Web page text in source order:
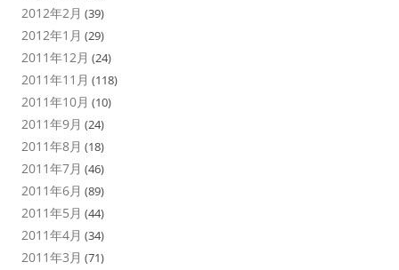
2012年2月 (39)
2012年1月 (29)
2011年12月 (24)
2011年11月 (118)
2011年10月 (10)
2011年9月 (24)
2011年8月 (18)
2011年7月 (46)
2011年6月 (89)
2011年5月 (44)
2011年4月 (34)
2011年3月 (71)